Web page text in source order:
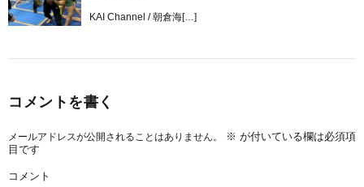
KAI Channel / 朝倉海[…]
コメントを書く
メールアドレスが公開されることはありません。 ※ が付いている欄は必須項
目です
コメント